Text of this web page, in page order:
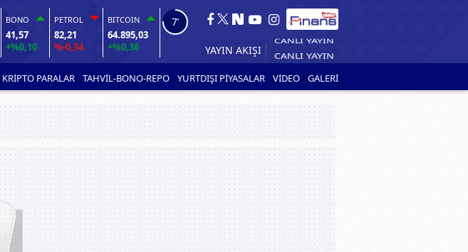
BONO
41,57
+%0,10
PETROL
82,21
%-0,34
BITCOIN
64.895,03
+%0,36
6’
YAYIN AKIŞI
KRİPTO PARALAR TAHVİL-BONO-REPO YURTDIŞI PİYASALAR VİDEO GALERİ